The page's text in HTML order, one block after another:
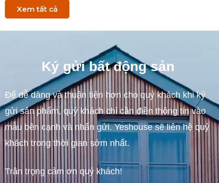
Xem tất cả
Ký gửi bất động sản
Để dễ dàng và thuận tiện hơn cho quý khách khi ký
gửi sản phẩm, quý khách chỉ cần điền thông tin vào
mẫu bên cạnh và nhấn gửi. Yeshouse sẽ liên hệ quý
khách trong thời gian sớm nhất.
Trân trọng cảm ơn quý khách!